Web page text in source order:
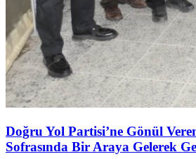
Doğru Yol Partisi’ne Gönül
Sofrasında Bir Araya Gelerek